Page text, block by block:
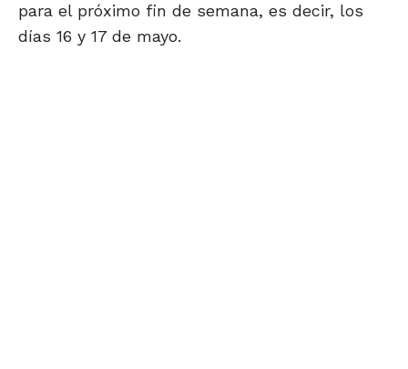
para el próximo fin de semana, es decir, los
días 16 y 17 de mayo.